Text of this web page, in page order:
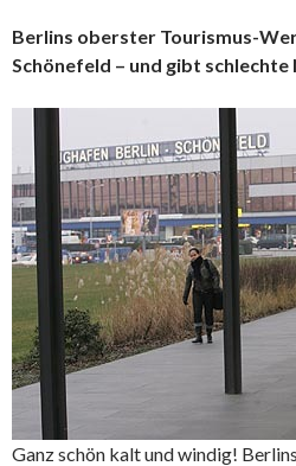
Berlins oberster Tourismus-
Schönefeld – und gibt schlechte
Ganz schön kalt und windig!